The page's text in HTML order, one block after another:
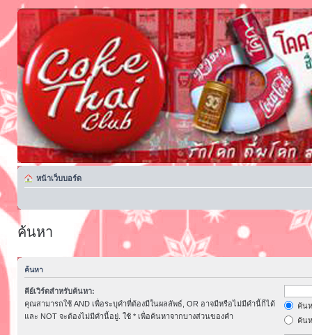
หน้าเว็บบอร์ด
ค้นหา
ค้นหา
คีย์เวิร์ดสำหรับค้นหา:
คุณสามารถใช้ AND เพื่อระบุคำที่ต้องมีในผลลัพธ์, OR อาจมีหรือไม่มีคำนี้ก็ได้
และ NOT จะต้องไม่มีคำนี้อยู่. ใช้ * เพื่อค้นหาจากบางส่วนของคำ
ค้น
ค้น